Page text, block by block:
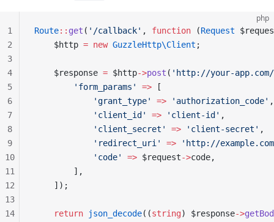
php
Route:: get ( '/callback' , function (Request
    $http
= new GuzzleHttp\Client ;
    $response
= $http->post ( 'http://your-
        'form_params'
=> [
            'grant_type'
=> 'authorization_code' ,
            'client_id'
=> 'client-id' ,
            'client_secret'
=> 'client-secret' ,
            'redirect_uri'
=> 'http://
            'code'
=> $request->code,
        ],
    ]);
    return
json_decode((string) $response->
1
2
3
4
5
6
7
8
9
10
11
12
13
14